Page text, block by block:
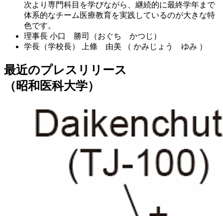
次より専門科目を学びながら、継続的に最終学年まで
体系的なチーム医療教育を実践しているのが大きな特
色です。
理事長 小口 勝司（おぐち かつじ）
学長（学校長）
上條 由美 （ かみじょう ゆみ ）
最近のプレスリリース
（昭和医科大学）